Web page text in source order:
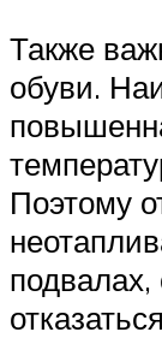
Также
обуви.
Поэтому